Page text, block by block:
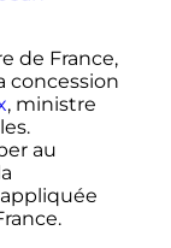
de France,
concession
, ministre
au